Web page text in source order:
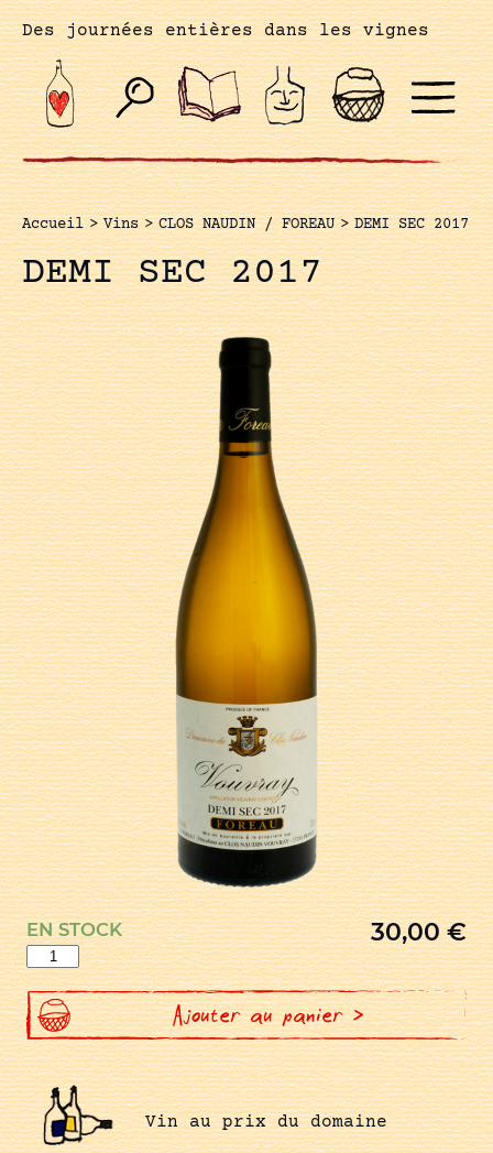
Des journées entières dans les vignes
Accueil > Vins > CLOS NAUDIN / FOREAU > DEMI SEC 2017
DEMI SEC 2017
EN STOCK 30,00€
quantité
de
DEMI
SEC
Ajouter au panier >
Vin au prix du domaine